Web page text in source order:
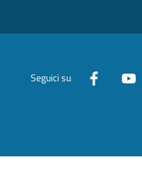
Seguici su